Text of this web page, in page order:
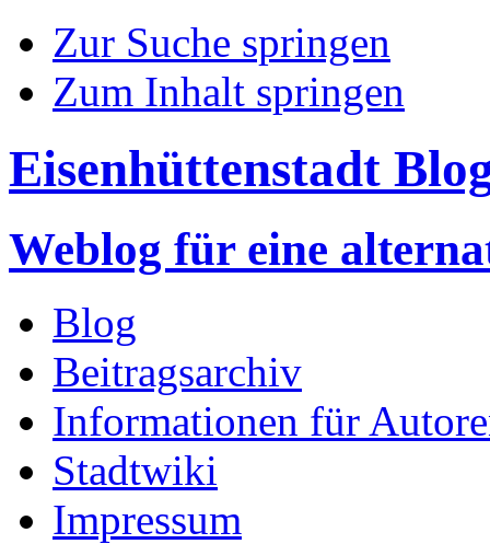
Zur Suche springen
Zum Inhalt springen
Eisenhüttenstadt
Weblog für eine
Blog
Beitragsarchiv
Informationen für
Stadtwiki
Impressum